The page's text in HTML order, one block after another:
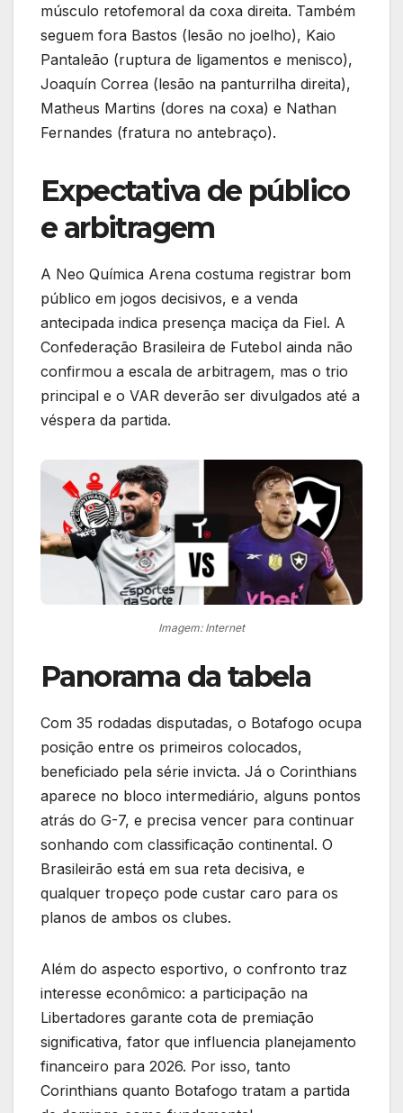
músculo retofemoral da coxa direita. Também
seguem fora Bastos (lesão no joelho), Kaio
Pantaleão (ruptura de ligamentos e menisco),
Joaquín Correa (lesão na panturrilha direita),
Matheus Martins (dores na coxa) e Nathan
Fernandes (fratura no antebraço).
Expectativa de público
e arbitragem
A Neo Química Arena costuma registrar bom
público em jogos decisivos, e a venda
antecipada indica presença maciça da Fiel. A
Confederação Brasileira de Futebol ainda não
confirmou a escala de arbitragem, mas o trio
principal e o VAR deverão ser divulgados até a
véspera da partida.
Imagem: Internet
Panorama da tabela
Com 35 rodadas disputadas, o Botafogo ocupa
posição entre os primeiros colocados,
beneficiado pela série invicta. Já o Corinthians
aparece no bloco intermediário, alguns pontos
atrás do G-7, e precisa vencer para continuar
sonhando com classificação continental. O
Brasileirão está em sua reta decisiva, e
qualquer tropeço pode custar caro para os
planos de ambos os clubes.
Além do aspecto esportivo, o confronto traz
interesse econômico: a participação na
Libertadores garante cota de premiação
significativa, fator que influencia planejamento
financeiro para 2026. Por isso, tanto
Corinthians quanto Botafogo tratam a partida